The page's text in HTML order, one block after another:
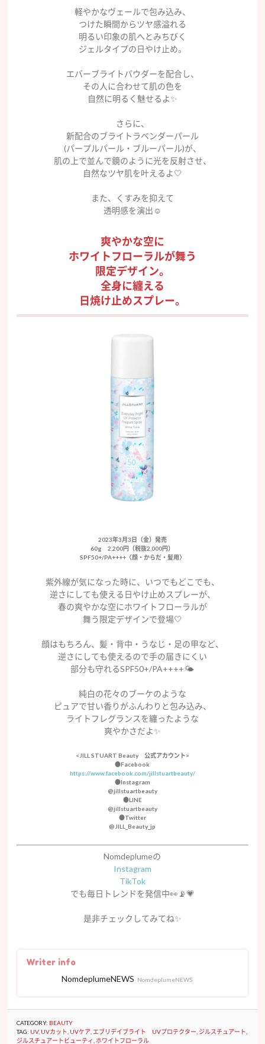
軽やかなヴェールで包み込み、
つけた瞬間からツヤ感溢れる
明るい印象の肌へとみちびく
ジェルタイプの日やけ止め。
エバーブライトパウダーを配合し、
その人に合わせて肌の色を
自然に明るく魅せるよ✨
さらに、
新配合のブライトラベンダーパール
(パープルパール・ブルーパール)が、
肌の上で並んで鏡のように光を反射させ、
自然なツヤ肌を叶えるよ🤍
また、くすみを抑えて
透明感を演出☺️
爽やかな空に
ホワイトフローラルが舞う
限定デザイン。
全身に纏える
日焼け止めスプレー。
2023年3月3日（金）発売
60g 2,200円（税抜2,000円）
SPF50+/PA++++〈顔・からだ・髪用〉
紫外線が気になった時に、いつでもどこでも、
逆さにしても使える日やけ止めスプレーが、
春の爽やかな空にホワイトフローラルが
舞う限定デザインで登場🤍
顔はもちろん、髪・背中・うなじ・足の甲など、
逆さにしても使えるので手の届きにくい
部分も守れるSPF50+/PA++++🌤
純白の花々のブーケのような
ピュアで甘い香りがふんわりと包み込み、
ライトフレグランスを纏ったような
爽やかさだよ✨
<JILL STUART Beauty 公式アカウント>
●Facebook
https://www.facebook.com/jillstuartbeauty/
●Instagram
@jillstuartbeauty
●LINE
@jillstuartbeauty
●Twitter
@JILL_Beauty_jp
Nomdeplumeの
Instagram
TikTok
でも毎日トレンドを発信中👀📡💗
是非チェックしてみてね✨
Writer info
NomdeplumeNEWS NomdeplumeNEWS
CATEGORY: BEAUTY
TAG: UV, UVカット UVケア エブリデイブライト UVプロテクター ジルスチュアート
ジルスチュアートビューティ ホワイトフローラル